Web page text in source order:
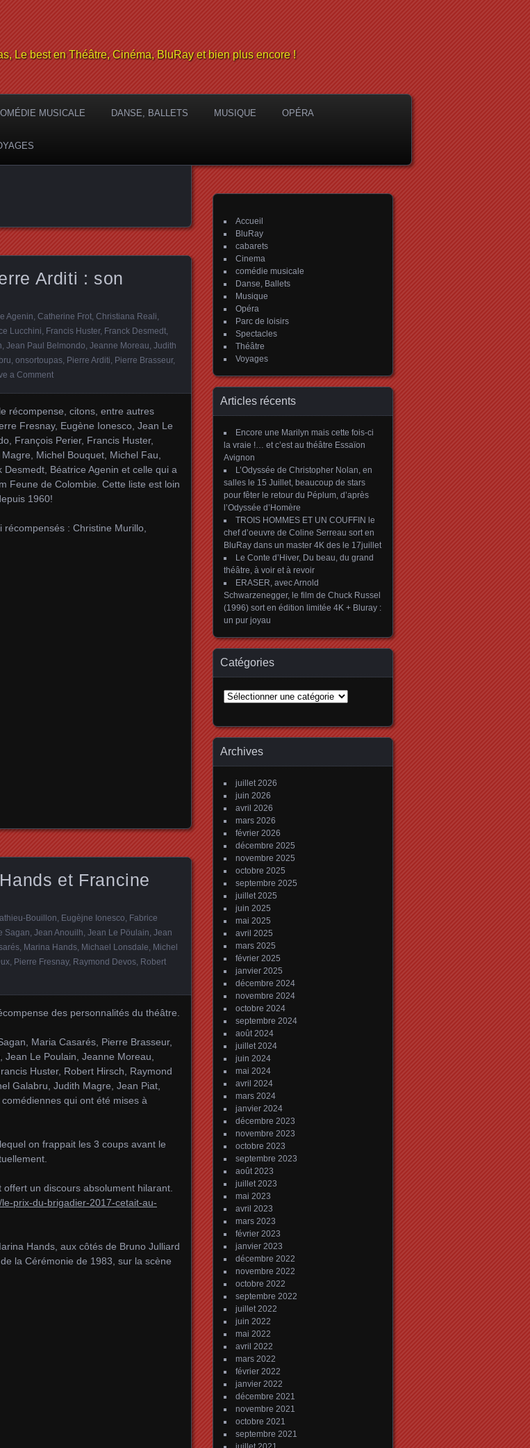
Le best en Théâtre, Cinéma, BluRay et bien plus encore !
MUSICALE DANSE, BALLETS MUSIQUE OPÉRA
Arditi : son
Agenin Catherine Frot Christiana Reali
Lucchini Francis Huster, Franck Desmedt
Jean Paul Belmondo Jeanne Moreau Judith
onsortoupas Pierre Arditi Pierre Brasseur,
a Comment
récompense, citons, entre autres
Fresnay, Eugène Ionesco, Jean Le
François Perier, Francis Huster,
Michel Bouquet, Michel Fau,
Béatrice Agenin et celle qui a
Feune de Colombie. Cette liste est loin
1960!
: Christine Murillo,
et Francine
Bouillon Eugèjne Ionesco Fabrice
Sagan Jean Anouilh Jean Le Pöulain Jean
Marina Hands Michael Lonsdale Michel
Pierre Fresnay, Raymond Devos Robert
des personnalités du théâtre.
Maria Casarés, Pierre Brasseur,
Le Poulain, Jeanne Moreau,
Huster, Robert Hirsch, Raymond
Galabru, Judith Magre, Jean Piat,
qui ont été mises à
on frappait les 3 coups avant le
un discours absolument hilarant.
prix-du-brigadier-2017-cetait-au-
Hands, aux côtés de Bruno Julliard
la Cérémonie de 1983, sur la scène
Accueil
BluRay
cabarets
Cinema
comédie musicale
Danse, Ballets
Musique
Opéra
Parc de loisirs
Spectacles
Théâtre
Voyages
Articles récents
Encore une Marilyn mais cette fois-ci
la vraie !… et c’est au théâtre Essaïon
Avignon
L’Odyssée de Christopher Nolan, en
salles le 15 Juillet, beaucoup de stars
pour fêter le retour du Péplum, d’après
l’Odyssée d’Homère
TROIS HOMMES ET UN COUFFIN le
chef d’oeuvre de Coline Serreau sort en
BluRay dans un master 4K des le 17juillet
Le Conte d’Hiver, Du beau, du grand
théâtre, à voir et à revoir
ERASER, avec Arnold
Schwarzenegger, le film de Chuck Russel
(1996) sort en édition limitée 4K + Bluray :
un pur joyau
Catégories
Catégories
Archives
juillet 2026
juin 2026
avril 2026
mars 2026
février 2026
décembre 2025
novembre 2025
octobre 2025
septembre 2025
juillet 2025
juin 2025
mai 2025
avril 2025
mars 2025
février 2025
janvier 2025
décembre 2024
novembre 2024
octobre 2024
septembre 2024
août 2024
juillet 2024
juin 2024
mai 2024
avril 2024
mars 2024
janvier 2024
décembre 2023
novembre 2023
octobre 2023
septembre 2023
août 2023
juillet 2023
mai 2023
avril 2023
mars 2023
février 2023
janvier 2023
décembre 2022
novembre 2022
octobre 2022
septembre 2022
juillet 2022
juin 2022
mai 2022
avril 2022
mars 2022
février 2022
janvier 2022
décembre 2021
novembre 2021
octobre 2021
septembre 2021